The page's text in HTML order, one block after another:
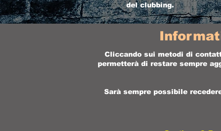
del clubbing.
Cliccando sui metodi di
permetterà di restare sempre
Sarà sempre possibile